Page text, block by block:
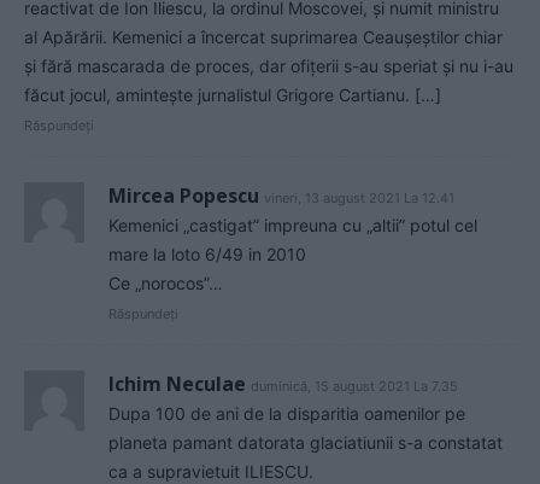
reactivat de Ion Iliescu, la ordinul Moscovei, și numit ministru
al Apărării. Kemenici a încercat suprimarea Ceaușeștilor chiar
și fără mascarada de proces, dar ofițerii s-au speriat și nu i-au
făcut jocul, aminteşte jurnalistul Grigore Cartianu. […]
Răspundeți
Mircea Popescu vineri, 13 august 2021 La 12.41
Kemenici „castigat” impreuna cu „altii” potul cel
mare la loto 6/49 in 2010
Ce „norocos”…
Răspundeți
Ichim Neculae duminică, 15 august 2021 La 7.35
Dupa 100 de ani de la disparitia oamenilor pe
planeta pamant datorata glaciatiunii s-a constatat
ca a supravietuit ILIESCU.